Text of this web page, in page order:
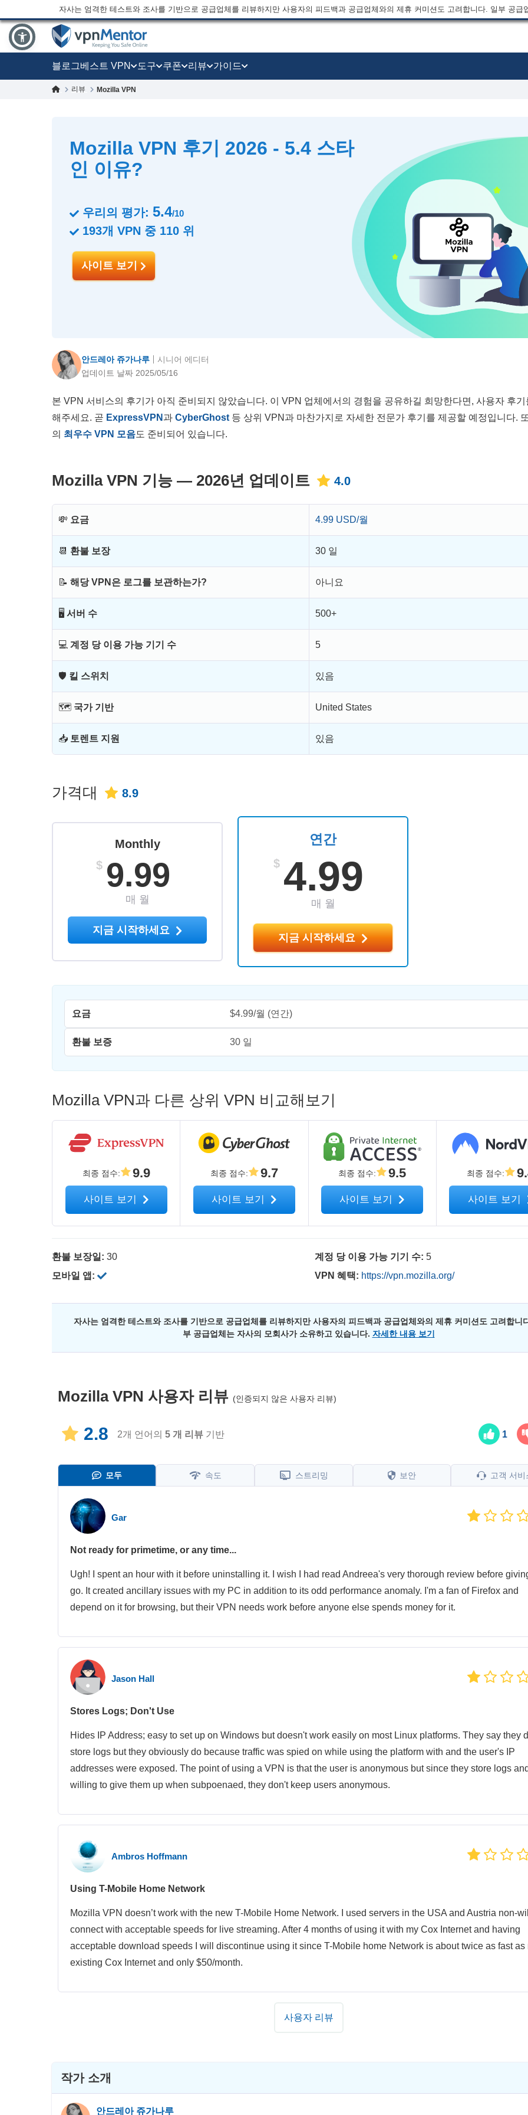
자사는 엄격한 테스트와 조사를 기반으로 공급업체를 리뷰하지만 사용자의 피드백과 공급업체와의 제휴 커미션도 고려합니다. 일부 공급
블로그베스트 VPN 도구 쿠폰 리뷰 가이드
리뷰 Mozilla VPN
Mozilla VPN 후기 2026 - 5.4 스타
인 이유?
우리의 평가: 5.4/10
193개 VPN 중 110 위
사이트 보기
안드레아 쥬가나루
업데이트 날짜 2025/05/16
시니어 에디터
본 VPN 서비스의 후기가 아직 준비되지 않았습니다. 이 VPN 업체에서의 경험을 공유하길 희망한다면, 사용자 후기
해주세요. 곧 ExpressVPN 과 CyberGhost 등 상위 VPN과 마찬가지로 자세한 전문가 후기를 제공할 예정입니다.
의 최우수 VPN 모음도 준비되어 있습니다.
Mozilla VPN 기능 — 2026년 업데이트 4.0
💸 요금 4.99 USD/월
📆 환불 보장 30 일
📝 해당 VPN은 로그를 보관하는가? 아니요
🖥 서버 수 500+
💻 계정 당 이용 가능 기기 수 5
🛡 킬 스위치 있음
🗺 국가 기반 United States
📥 토렌트 지원 있음
가격대 8.9
연간
$ 4.99
매 월
지금 시작하세요
Monthly
$ 9.99
매 월
지금 시작하세요
요금 $4.99/월 (연간)
환불 보증 30 일
Mozilla VPN과 다른 상위 VPN 비교해보기
최종 점수: 9.9
사이트 보기
최종 점수: 9.7
사이트 보기
최종 점수: 9.5
사이트 보기
최종 점수:
사이트 보기
환불 보장일: 30
모바일 앱:
계정 당 이용 가능 기기 수: 5
VPN 혜택: https://vpn.mozilla.org/
자사는 엄격한 테스트와 조사를 기반으로 공급업체를 리뷰하지만 사용자의 피드백과 공급업체와의 제휴 커미션도 고려합니
부 공급업체는 자사의 모회사가 소유하고 있습니다. 자세한 내용 보기
Mozilla VPN 사용자 리뷰 (인증되지 않은 사용자 리뷰)
2.8 2개 언어의 5 개 리뷰 기반 1
모두 속도 스트리밍 보안 고객 서비
Gar
Not ready for primetime, or any time...
Ugh! I spent an hour with it before uninstalling it. I wish I had read Andreea's very thorough review before
go. It created ancillary issues with my PC in addition to its odd performance anomaly. I'm a fan of Firefox and
depend on it for browsing, but their VPN needs work before anyone else spends money for it.
Jason Hall
Stores Logs; Don't Use
Hides IP Address; easy to set up on Windows but doesn't work easily on most Linux platforms. They say they
store logs but they obviously do because traffic was spied on while using the platform with and the user's IP
addresses were exposed. The point of using a VPN is that the user is anonymous but since they store logs
willing to give them up when subpoenaed, they don't keep users anonymous.
Ambros Hoffmann
Using T-Mobile Home Network
Mozilla VPN doesn’t work with the new T-Mobile Home Network. I used servers in the USA and Austria non-will
connect with acceptable speeds for live streaming. After 4 months of using it with my Cox Internet and having
acceptable download speeds I will discontinue using it since T-Mobile home Network is about twice as fast as
existing Cox Internet and only $50/month.
사용자 리뷰
작가 소개
안드레아 쥬가나루